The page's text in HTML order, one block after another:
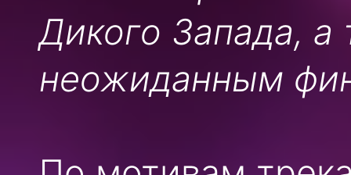
Дикого Запада,
неожиданным